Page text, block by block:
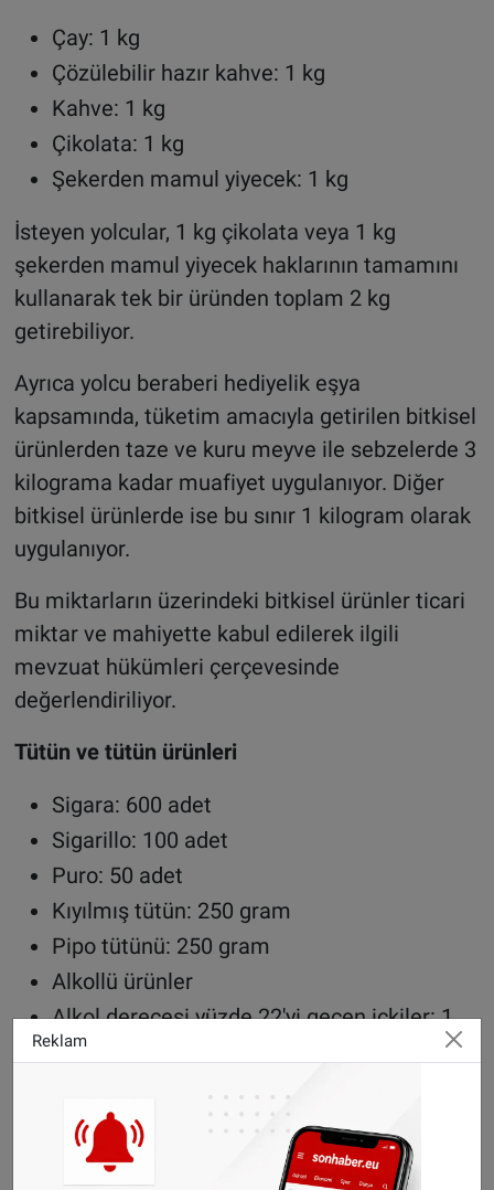
Çay: 1 kg
Çözülebilir hazır kahve: 1 kg
Kahve: 1 kg
Çikolata: 1 kg
Şekerden mamul yiyecek: 1 kg
İsteyen yolcular, 1 kg çikolata veya 1 kg
şekerden mamul yiyecek haklarının tamamını
kullanarak tek bir üründen toplam 2 kg
getirebiliyor.
Ayrıca yolcu beraberi hediyelik eşya
kapsamında, tüketim amacıyla getirilen bitkisel
ürünlerden taze ve kuru meyve ile sebzelerde 3
kilograma kadar muafiyet uygulanıyor. Diğer
bitkisel ürünlerde ise bu sınır 1 kilogram olarak
uygulanıyor.
Bu miktarların üzerindeki bitkisel ürünler ticari
miktar ve mahiyette kabul edilerek ilgili
mevzuat hükümleri çerçevesinde
değerlendiriliyor.
Tütün ve tütün ürünleri
Sigara: 600 adet
Sigarillo: 100 adet
Puro: 50 adet
Kıyılmış tütün: 250 gram
Pipo tütünü: 250 gram
Alkollü ürünler
Alkol derecesi yüzde 22'yi geçen içkiler: 1
litre
2 litre
Kozmetik ürünler
Reklam